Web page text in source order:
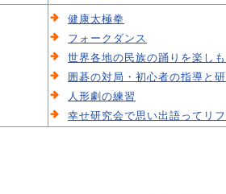
健康太極拳
フォークダンス
世界各地の民族の踊りを楽し
囲碁の対局・初心者の指導と
人形劇の練習
幸せ研究会で思い出語ってリ